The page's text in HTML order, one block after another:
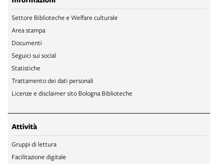
Settore Biblioteche e Welfare culturale
Area stampa
Documenti
Seguici sui social
Statistiche
Trattamento dei dati personali
Licenze e disclaimer sito Bologna Biblioteche
Attività
Gruppi di lettura
Facilitazione digitale